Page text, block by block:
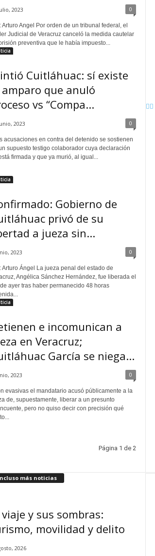
2023 0
Arturo Angel Por orden de un tribunal federal, el
Judicial de Veracruz canceló la medida cautelar
preventiva que le había impuesto...
Cuitláhuac: sí existe
amparo que anuló
vs “Compa...
2023 0
acusaciones en contra del detenido se sostienen
supuesto testigo colaborador cuya declaración
firmada y que ya murió, al igual...
Gobierno de
privó de su
a jueza sin...
2023 0
Arturo Ángel La jueza penal del estado de
Angélica Sánchez Hernández, fue liberada el
ayer tras haber permanecido 48 horas
e incomunican a
en Veracruz;
García se niega...
2023 0
evasivas el mandatario acusó públicamente a la
de, supuestamente, liberar a un presunto
pero no quiso decir con precisión qué
Página 1 de 2
más noticias
viaje y sus sombras:
movilidad y delito
2026